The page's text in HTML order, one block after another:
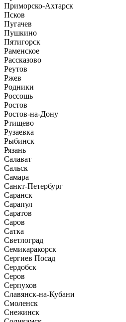
Приморско-Ахтарск
Псков
Пугачев
Пушкино
Пятигорск
Раменское
Рассказово
Реутов
Ржев
Родники
Россошь
Ростов
Ростов-на-Дону
Ртищево
Рузаевка
Рыбинск
Рязань
Салават
Сальск
Самара
Санкт-Петербург
Саранск
Сарапул
Саратов
Саров
Сатка
Светлоград
Семикаракорск
Сергиев Посад
Сердобск
Серов
Серпухов
Славянск-на-Кубани
Смоленск
Снежинск